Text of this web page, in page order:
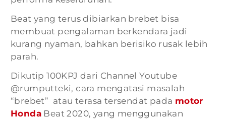
Beat yang terus dibiarkan brebet bisa
membuat pengalaman berkendara jadi
kurang nyaman, bahkan berisiko rusak lebih
parah.
Dikutip 100KPJ dari Channel Youtube
@rumputteki, cara mengatasi masalah
“brebet” atau terasa tersendat pada motor
Honda Beat 2020, yang menggunakan